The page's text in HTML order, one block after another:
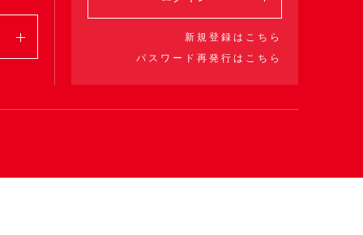
新規登録はこちら
パスワード再発行はこちら